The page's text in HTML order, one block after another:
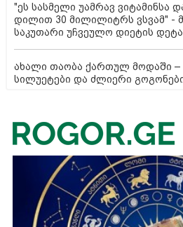
"ეს სასმელი უამრავ ვიტამინსა
დილით 30 მილილიტრს ვსვამ" -
საკუთარი უჩვეულო დიეტის
ახალი თაობა ქართულ მოდაში –
სილუეტები და ძლიერი